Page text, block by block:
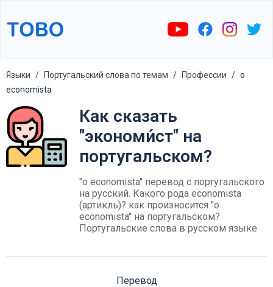
Языки Португальский слова по темам Профессии
o
economista
Как сказать
"экономи́ст" на
португальском?
"o economista" перевод с португальского
на русский. Какого рода economista
(артикль)? как произносится "o
economista" на португальском?
Португальские слова в русском языке
Перевод